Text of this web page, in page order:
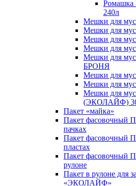
Ромашка
240л
Мешки для
Мешки для
Мешки для
Мешки для
Мешки для
БРОНЯ
Мешки для
Мешки для
Мешки для
(ЭКОЛАЙФ)
Пакет «майка»
Пакет фасовочный
пачках
Пакет фасовочный
пластах
Пакет фасовочный
рулоне
Пакет в рулоне для
«ЭКОЛАЙФ»